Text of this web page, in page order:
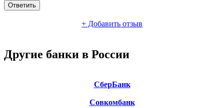
Ответить
+ Добавить отзыв
Другие банки в России
СберБанк
Совкомбанк